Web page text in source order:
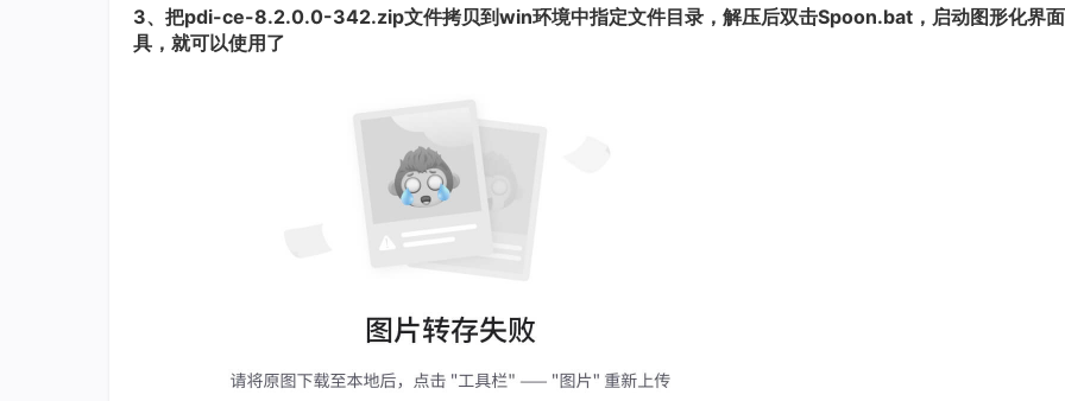
3、把pdi-ce-8.2.0.0-342.zip文件拷贝到win环境中指定文件目录，解压后双击Spoon.bat，启动图形化界
具，就可以使用了